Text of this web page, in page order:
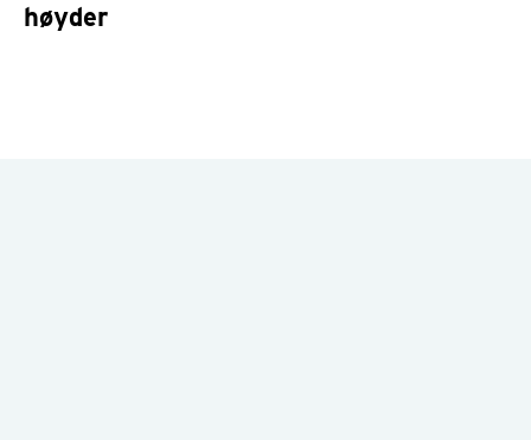
høyder